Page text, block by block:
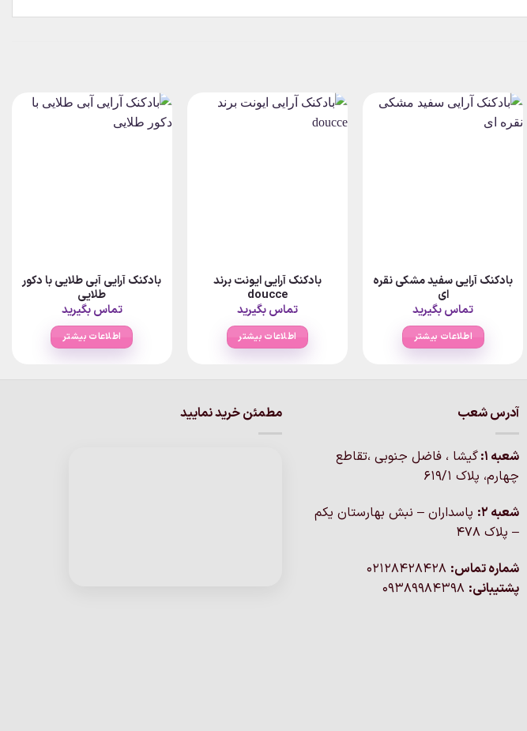
بادکنک آرایی سفید مشکی نقره
ای
تماس بگیرید
اطلاعات بیشتر
بادکنک آرایی ایونت برند
doucce
تماس بگیرید
اطلاعات بیشتر
بادکنک آرایی آبی طلایی با دکور
طلایی
تماس بگیرید
اطلاعات بیشتر
آدرس شعب
شعبه 1:
گيشا ، فاضل جنوبی ،تقاطع
چهارم، پلاک 619/1
شعبه 2:
پاسداران – نبش بهارستان یکم
– پلاک ۴۷۸
شماره تماس:
پشتیبانی:
مطمئن خرید نمایید